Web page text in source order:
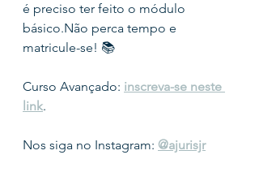
é preciso ter feito o módulo
básico.Não perca tempo e
matricule-se! 📚
Curso Avançado: inscreva-se neste
link.
Nos siga no Instagram: @ajurisjr